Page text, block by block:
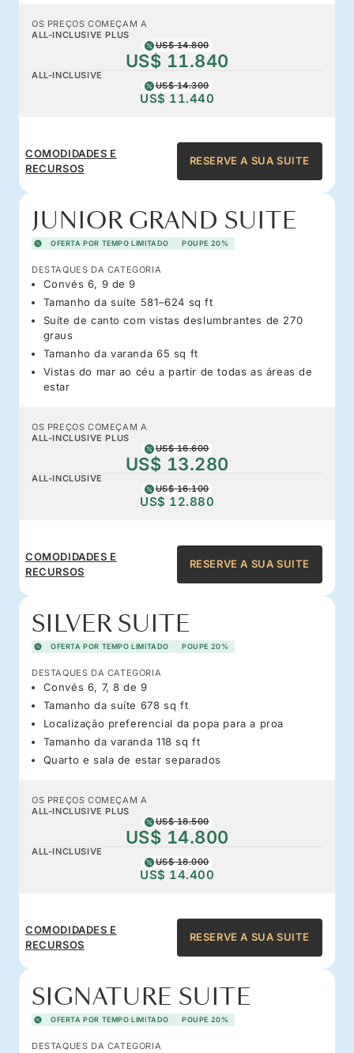
OS PREÇOS COMEÇAM A
ALL-INCLUSIVE PLUS
US$ 14.800
US$ 11.840
ALL-INCLUSIVE
US$ 14.300
US$ 11.440
COMODIDADES E
RECURSOS
RESERVE A SUA SUITE
JUNIOR GRAND SUITE
OFERTA POR TEMPO LIMITADO POUPE 20%
DESTAQUES DA CATEGORIA
Convés 6, 9 de 9
Tamanho da suíte 581–624 sq ft
Suíte de canto com vistas deslumbrantes de 270
graus
Tamanho da varanda 65 sq ft
Vistas do mar ao céu a partir de todas as áreas de
estar
OS PREÇOS COMEÇAM A
ALL-INCLUSIVE PLUS
US$ 16.600
US$ 13.280
ALL-INCLUSIVE
US$ 16.100
US$ 12.880
COMODIDADES E
RECURSOS
RESERVE A SUA SUITE
SILVER SUITE
OFERTA POR TEMPO LIMITADO POUPE 20%
DESTAQUES DA CATEGORIA
Convés 6, 7, 8 de 9
Tamanho da suíte 678 sq ft
Localização preferencial da popa para a proa
Tamanho da varanda 118 sq ft
Quarto e sala de estar separados
OS PREÇOS COMEÇAM A
ALL-INCLUSIVE PLUS
US$ 18.500
US$ 14.800
ALL-INCLUSIVE
US$ 18.000
US$ 14.400
COMODIDADES E
RECURSOS
RESERVE A SUA SUITE
SIGNATURE SUITE
OFERTA POR TEMPO LIMITADO POUPE 20%
DESTAQUES DA CATEGORIA